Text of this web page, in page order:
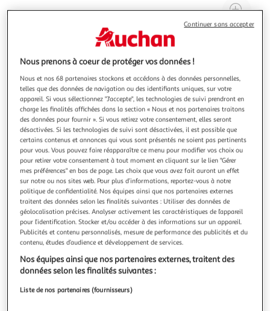
la
Illustration
précédente
Illustration
suivante
LISA DESIGN
Walter - canapé 3 places chesterfield en velours -
pieds bois
Caractéristiques techniques :Origine : EuropeGarantie : 2
ansType de canapé : Canapé fixeNombre de places
: 3Matière de la structure : Bois massif et panneaux de
particulesMatière du canapé : VeloursDétail des matières
Ressorts ondulés – Structure
En savoir +
Nous prenons à coeur de protéger vos données !
Nous et nos 68 partenaires stockons et accédons à des données personnelles,
telles que des données de navigation ou des identifiants uniques, sur votre
appareil. Si vous sélectionnez "J'accepte", les technologies de suivi prendront en
charge les finalités affichées dans la section « Nous et nos partenaires traitons
des données pour fournir ». Si vous retirez votre consentement, elles seront
désactivées. Si les technologies de suivi sont désactivées, il est possible que
certains contenus et annonces qui vous sont présentés ne soient pas pertinents
pour vous. Vous pouvez faire réapparaître ce menu pour modifier vos choix ou
pour retirer votre consentement à tout moment en cliquant sur le lien "Gérer
mes préférences" en bas de page. Les choix que vous avez fait auront un effet
sur notre ou nos sites web. Pour plus d’informations, reportez-vous à notre
politique de confidentialité. Nos équipes ainsi que nos partenaires externes
traitent des données selon les finalités suivantes : Utiliser des données de
géolocalisation précises. Analyser activement les caractéristiques de l’appareil
pour l’identification. Stocker et/ou accéder à des informations sur un appareil.
Publicités et contenu personnalisés, mesure de performance des publicités et du
contenu, études d’audience et développement de services.
Nos équipes ainsi que nos partenaires externes, traitent des
données selon les finalités suivantes :
Liste de nos partenaires (fournisseurs)
Continuer sans accepter